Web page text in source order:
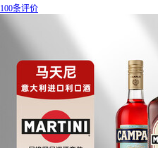
100条评价